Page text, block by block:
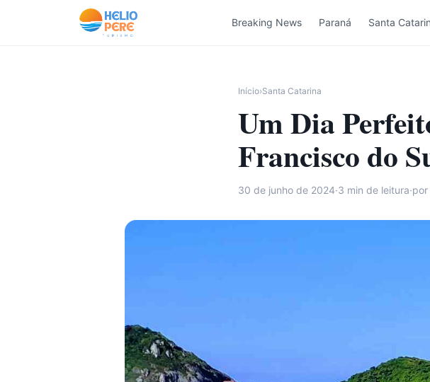
Pular para o conteúdo
Breaking News Paraná Santa
Início›Santa Catarina
Um Dia
Francisco do
30 de junho de 2024·3 min de leitura·por